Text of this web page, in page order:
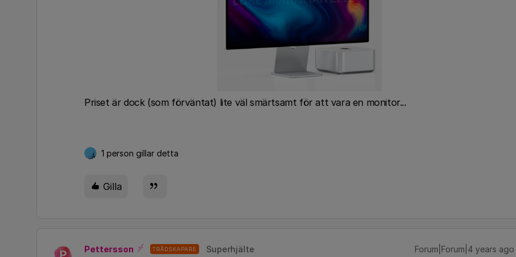
Priset är dock (som förväntat) lite väl smärtsamt för att vara en monitor...
1 person gillar detta
Gilla
Pettersson TRÅDSKAPARE Superhjälte Forum|Forum|4 years ago